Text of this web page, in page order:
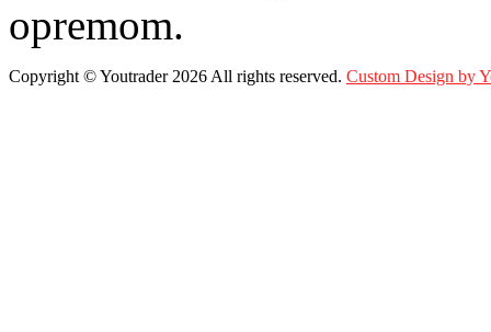
opremom.
Copyright ©Youtrader2026 All rights reserved. Custom Design by